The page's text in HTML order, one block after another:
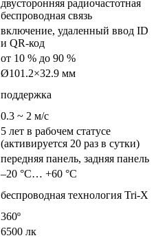
двусторонняя радиочастотная
беспроводная связь
включение, удаленный ввод ID
и QR-код
от 10 % до 90 %
Ø101.2×32.9 мм
поддержка
0.3 ~ 2 м/с
5 лет в рабочем статусе
(активируется 20 раз в сутки)
передняя панель, задняя панель
–20 °C… +60 °C
беспроводная технология Tri-X
360º
6500 лк